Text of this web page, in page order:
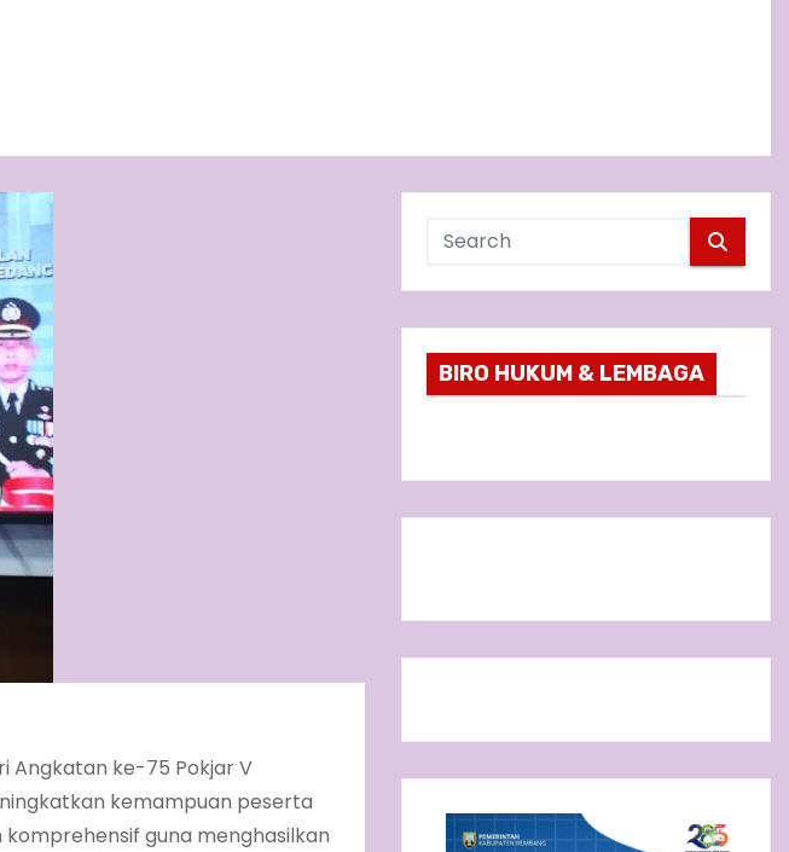
Angkatan ke-75 Pokjar V
kemampuan peserta
guna menghasilkan
BIRO HUKUM & LEMBAGA